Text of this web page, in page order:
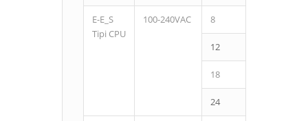
E-E_S
Tipi CPU
100-240VAC 8
12
18
24